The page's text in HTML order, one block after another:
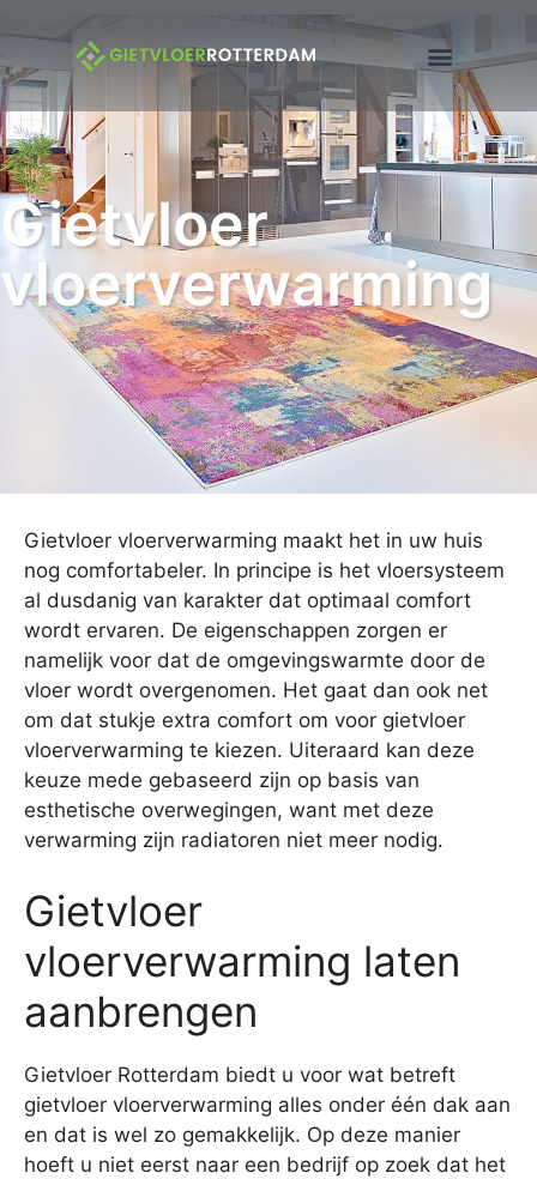
Gietvloer
vloerverwarming
Gietvloer vloerverwarming maakt het in uw huis
nog comfortabeler. In principe is het vloersysteem
al dusdanig van karakter dat optimaal comfort
wordt ervaren. De eigenschappen zorgen er
namelijk voor dat de omgevingswarmte door de
vloer wordt overgenomen. Het gaat dan ook net
om dat stukje extra comfort om voor gietvloer
vloerverwarming te kiezen. Uiteraard kan deze
keuze mede gebaseerd zijn op basis van
esthetische overwegingen, want met deze
verwarming zijn radiatoren niet meer nodig.
Gietvloer
vloerverwarming laten
aanbrengen
Gietvloer Rotterdam biedt u voor wat betreft
gietvloer vloerverwarming alles onder één dak aan
en dat is wel zo gemakkelijk. Op deze manier
hoeft u niet eerst naar een bedrijf op zoek dat het